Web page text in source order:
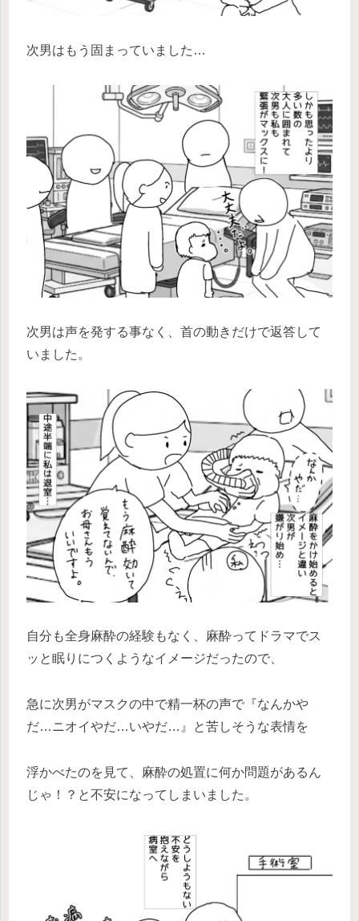
次男はもう固まっていました…
次男は声を発する事なく、首の動きだけで返答して
いました。
自分も全身麻酔の経験もなく、麻酔ってドラマでス
ッと眠りにつくようなイメージだったので、
急に次男がマスクの中で精一杯の声で『なんかや
だ…ニオイやだ…いやだ…』と苦しそうな表情を
浮かべたのを見て、麻酔の処置に何か問題があるん
じゃ！？と不安になってしまいました。